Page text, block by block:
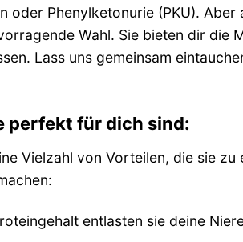
oder Phenylketonurie (PKU).
Wahl. Sie bieten dir die
Lass uns gemeinsam
perfekt für dich sind:
Vielzahl von Vorteilen, die sie
entlasten sie deine